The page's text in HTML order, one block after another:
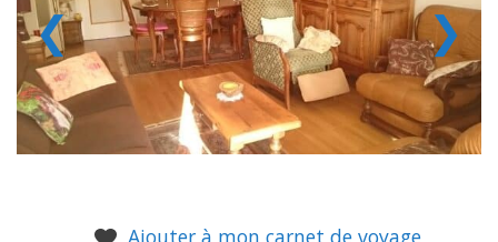
❮ ❯
Ajouter à mon carnet de voyage